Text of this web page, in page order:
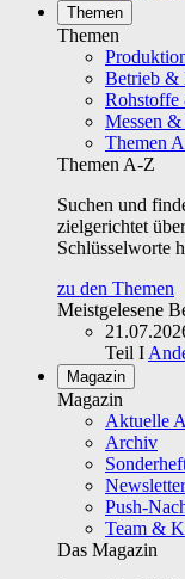
Themen
Themen
Betrieb &
Rohstoffe
Messen &
Themen
Themen A-Z
Suchen und
zielgerichtet
Schlüsselworte
zu den Themen
Meistgelesene
Teil I
Magazin
Magazin
Aktuelle
Archiv
Newsletter
Push-
Team &
Das Magazin